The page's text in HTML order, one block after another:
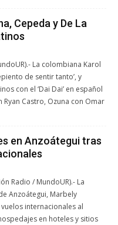
Cepeda y De La
La colombiana Karol
de sentir tanto’, y
con el ‘Dai Dai’ en español
Castro, Ozuna con Omar
en Anzoátegui tras
Radio / MundoUR).- La
Anzoátegui, Marbely
internacionales al
en hoteles y sitios